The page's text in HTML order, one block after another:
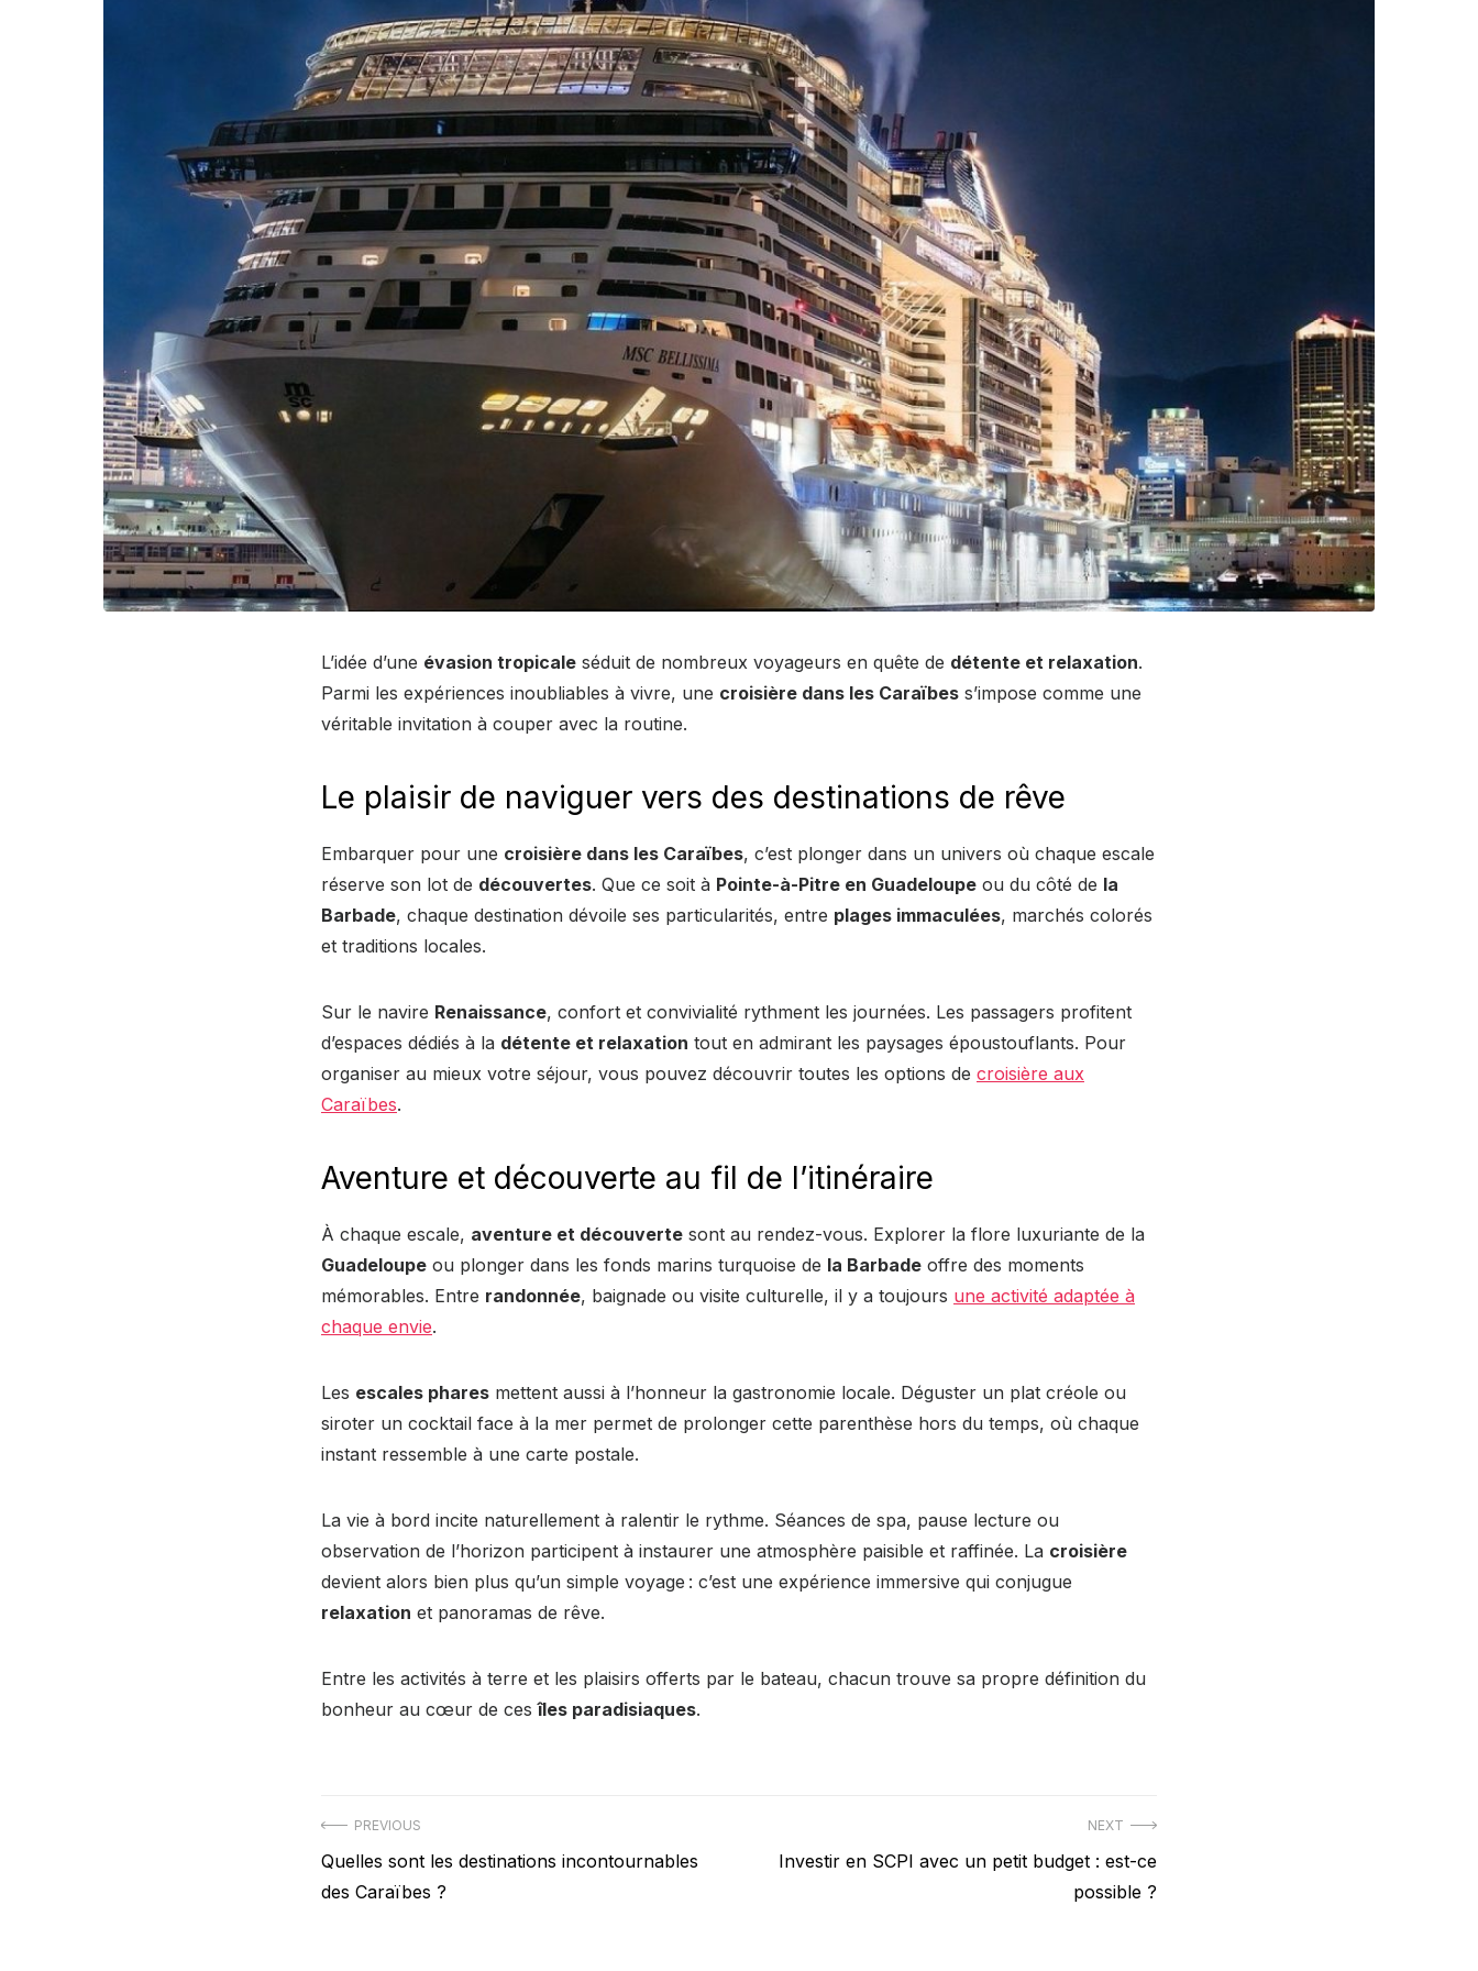
L’idée d’une évasion tropicale séduit de nombreux voyageurs en quête de détente et relaxation.
Parmi les expériences inoubliables à vivre, une croisière dans les Caraïbes s’impose comme une
véritable invitation à couper avec la routine.
Le plaisir de naviguer vers des destinations de rêve
Embarquer pour une croisière dans les Caraïbes, c’est plonger dans un univers où chaque escale
réserve son lot de découvertes. Que ce soit à Pointe-à-Pitre en Guadeloupe ou du côté de la
Barbade, chaque destination dévoile ses particularités, entre plages immaculées, marchés colorés
et traditions locales.
Sur le navire Renaissance, confort et convivialité rythment les journées. Les passagers profitent
d’espaces dédiés à la détente et relaxation tout en admirant les paysages époustouflants. Pour
organiser au mieux votre séjour, vous pouvez découvrir toutes les options de croisière aux
Caraïbes.
Aventure et découverte au fil de l’itinéraire
À chaque escale, aventure et découverte sont au rendez-vous. Explorer la flore luxuriante de la
Guadeloupe ou plonger dans les fonds marins turquoise de la Barbade offre des moments
mémorables. Entre randonnée, baignade ou visite culturelle, il y a toujours une activité adaptée à
chaque envie.
Les escales phares mettent aussi à l’honneur la gastronomie locale. Déguster un plat créole ou
siroter un cocktail face à la mer permet de prolonger cette parenthèse hors du temps, où chaque
instant ressemble à une carte postale.
La vie à bord incite naturellement à ralentir le rythme. Séances de spa, pause lecture ou
observation de l’horizon participent à instaurer une atmosphère paisible et raffinée. La croisière
devient alors bien plus qu’un simple voyage : c’est une expérience immersive qui conjugue
relaxation et panoramas de rêve.
Entre les activités à terre et les plaisirs offerts par le bateau, chacun trouve sa propre définition du
bonheur au cœur de cesîles paradisiaques.
Navigation
de
PREVIOUS
Previous
post:
Quelles sont les destinations incontournables
des Caraïbes ?
NEXT
NextInvestir en SCPI avec un petit budget : est-ce
possible ?